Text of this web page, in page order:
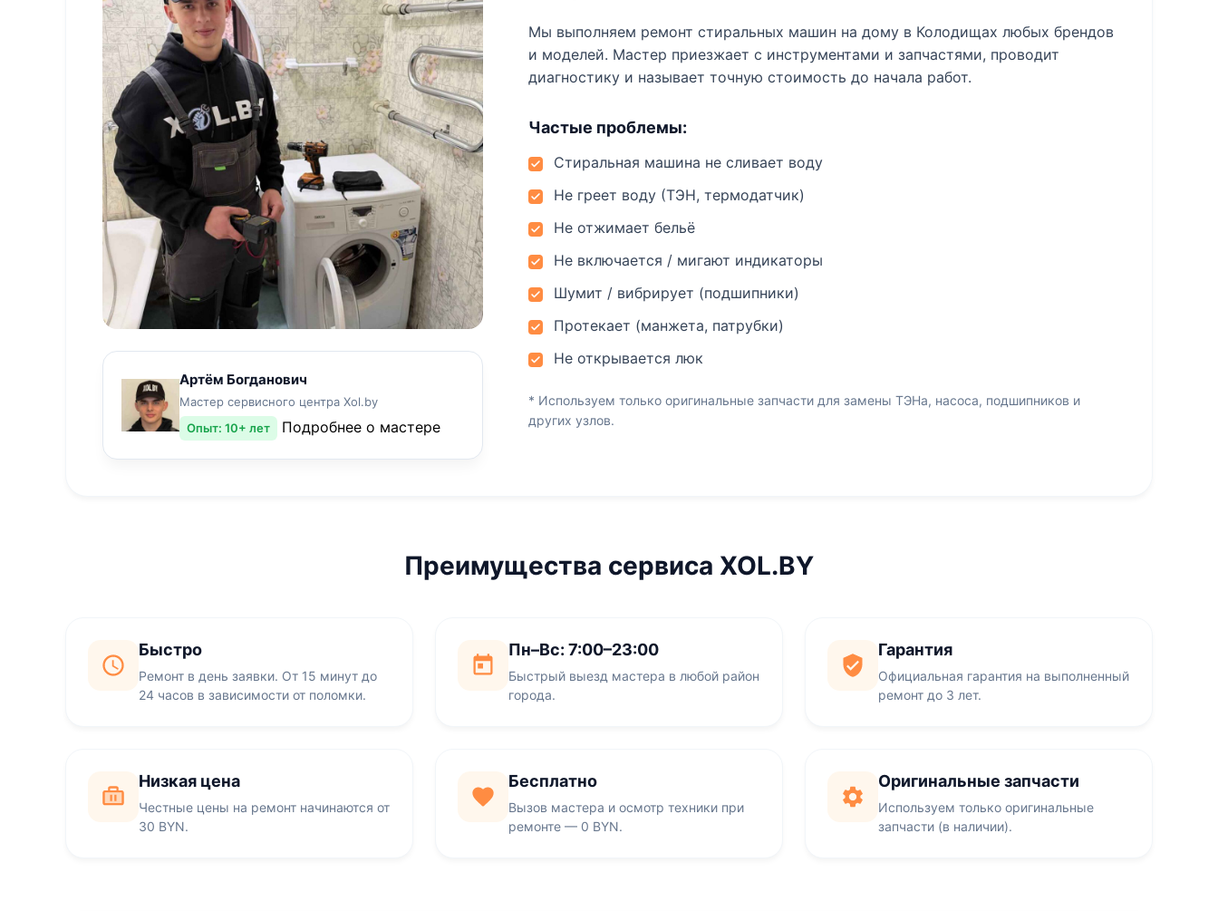
Артём Богданович
Мастер сервисного центра Xol.by
Опыт: 10+ лет
Подробнее о мастере
Мы выполняем ремонт стиральных машин на дому в Колодищах любых брендов
и моделей. Мастер приезжает с инструментами и запчастями, проводит
диагностику и называет точную стоимость до начала работ.
Частые проблемы:
Стиральная машина не сливает воду
Не греет воду (ТЭН, термодатчик)
Не отжимает бельё
Не включается / мигают индикаторы
Шумит / вибрирует (подшипники)
Протекает (манжета, патрубки)
Не открывается люк
* Используем только оригинальные запчасти для замены ТЭНа, насоса, подшипников и
других узлов.
Преимущества сервиса XOL.BY
Быстро
Ремонт в день заявки. От 15 минут до
24 часов в зависимости от поломки.
Пн–Вс: 7:00–23:00
Быстрый выезд мастера в любой район
города.
Гарантия
Официальная гарантия на выполненный
ремонт до 3 лет.
Низкая цена
Честные цены на ремонт начинаются от
30 BYN.
Бесплатно
Вызов мастера и осмотр техники при
ремонте — 0 BYN.
Оригинальные запчасти
Используем только оригинальные
запчасти (в наличии).